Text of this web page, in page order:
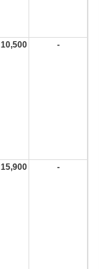
10,500 -
15,900 -